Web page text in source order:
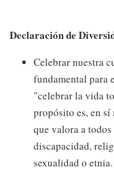
Declaración de
Celebrar nuestra
fundamental para
"celebrar la vida
propósito es, en
que valora a
discapacidad,
sexualidad o etnia.